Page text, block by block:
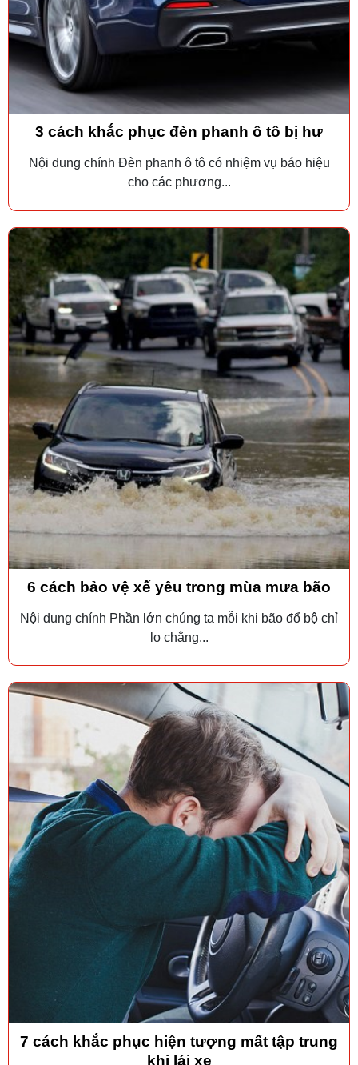
3 cách khắc phục đèn phanh ô tô bị hư
Nội dung chính Đèn phanh ô tô có nhiệm vụ báo hiệu
cho các phương...
6 cách bảo vệ xế yêu trong mùa mưa bão
Nội dung chính Phần lớn chúng ta mỗi khi bão đổ bộ chỉ
lo chằng...
7 cách khắc phục hiện tượng mất tập trung
khi lái xe